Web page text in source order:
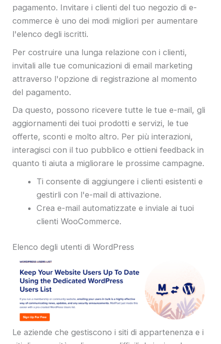
pagamento. Invitare i clienti del tuo negozio di e-
commerce è uno dei modi migliori per aumentare
l'elenco degli iscritti.
Per costruire una lunga relazione con i clienti,
invitali alle tue comunicazioni di email marketing
attraverso l'opzione di registrazione al momento
del pagamento.
Da questo, possono ricevere tutte le tue e-mail, gli
aggiornamenti dei tuoi prodotti e servizi, le tue
offerte, sconti e molto altro. Per più interazioni,
interagisci con il tuo pubblico e ottieni feedback in
quanto ti aiuta a migliorare le prossime campagne.
Ti consente di aggiungere i clienti esistenti e
gestirli con l'e-mail di attivazione.
Crea e-mail automatizzate e inviale ai tuoi
clienti WooCommerce.
Elenco degli utenti di WordPress
Le aziende che gestiscono i siti di appartenenza e i